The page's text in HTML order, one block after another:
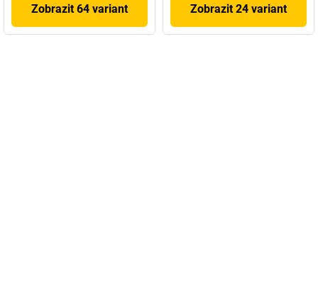
Zobrazit 64 variant Zobrazit 24 variant